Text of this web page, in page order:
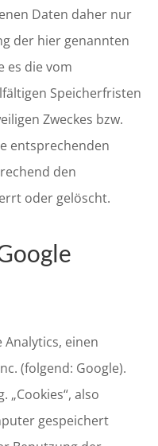
Daten daher nur
der hier genannten
es die vom
Speicherfristen
Zweckes bzw.
entsprechenden
den
oder gelöscht.
einen
(folgend: Google).
„Cookies“, also
gespeichert